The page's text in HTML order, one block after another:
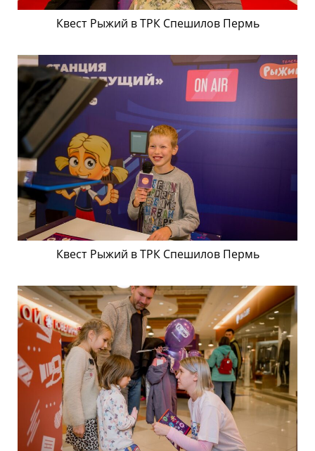
Квест Рыжий в ТРК Спешилов Пермь
Квест Рыжий в ТРК Спешилов Пермь